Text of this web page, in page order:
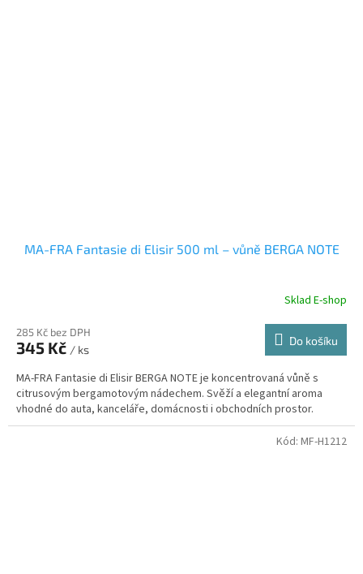
MA-FRA Fantasie di Elisir 500 ml – vůně BERGA NOTE
Sklad E-shop
285 Kč bez DPH
345 Kč / ks
Do košíku
MA-FRA Fantasie di Elisir BERGA NOTE je koncentrovaná vůně s
citrusovým bergamotovým nádechem. Svěží a elegantní aroma
vhodné do auta, kanceláře, domácnosti i obchodních prostor.
Kód: MF-H1212